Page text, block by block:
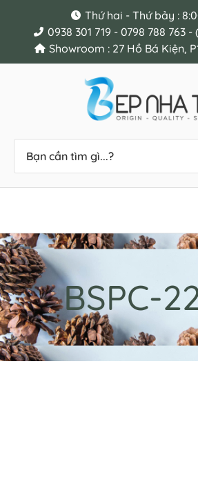
Thứ hai - Thứ bảy :
0938 301 719 - 0798 788 763
Showroom : 27 Hồ Bá Kiện,
BSPC-